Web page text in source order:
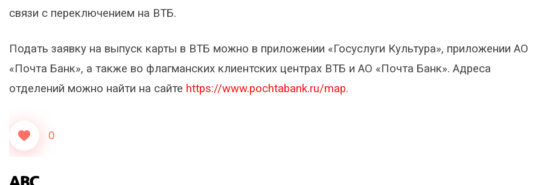
связи с переключением на ВТБ.
Подать заявку на выпуск карты в ВТБ можно в приложении «Госуслуги Культура», приложении АО
«Почта Банк», а также во флагманских клиентских центрах ВТБ и АО «Почта Банк». Адреса
отделений можно найти на сайте https://www.pochtabank.ru/map.
0